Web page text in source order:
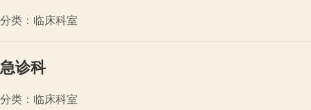
分类：临床科室
急诊科
分类：临床科室